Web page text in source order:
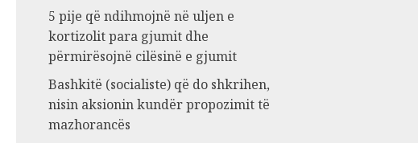
5 pije që ndihmojnë në uljen e
kortizolit para gjumit dhe
përmirësojnë cilësinë e gjumit
Bashkitë (socialiste) që do shkrihen,
nisin aksionin kundër propozimit të
mazhorancës